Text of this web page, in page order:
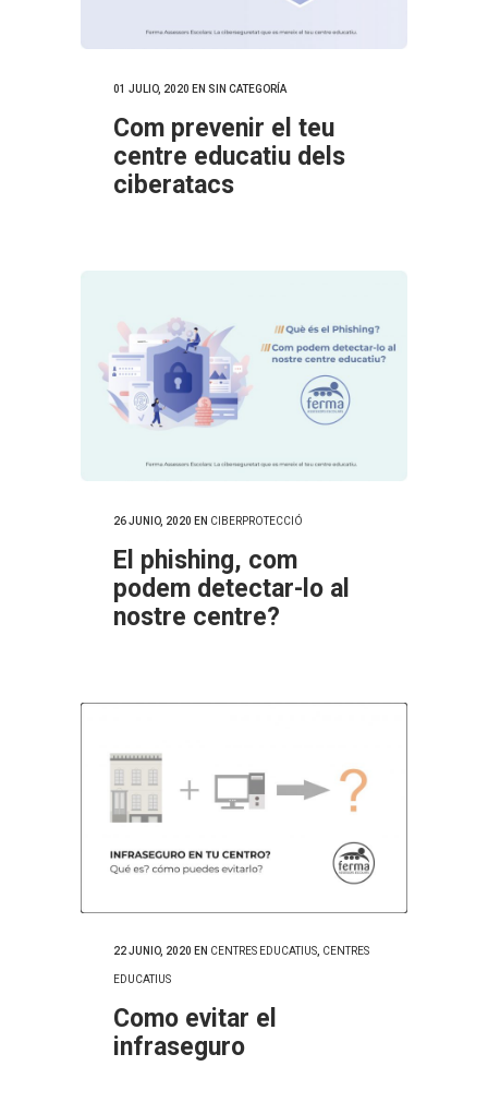
01 JULIO, 2020 EN SIN CATEGORÍA
Com prevenir el teu
centre educatiu dels
ciberatacs
26 JUNIO, 2020 EN CIBERPROTECCIÓ
El phishing, com
podem detectar-lo al
nostre centre?
22 JUNIO, 2020 EN CENTRES EDUCATIUS CENTRES
EDUCATIUS
Como evitar el
infraseguro